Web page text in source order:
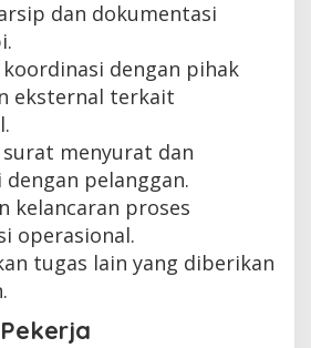
dan dokumentasi
dengan pihak
eksternal terkait
surat menyurat dan
pelanggan.
kelancaran proses
operasional.
tugas lain yang diberikan